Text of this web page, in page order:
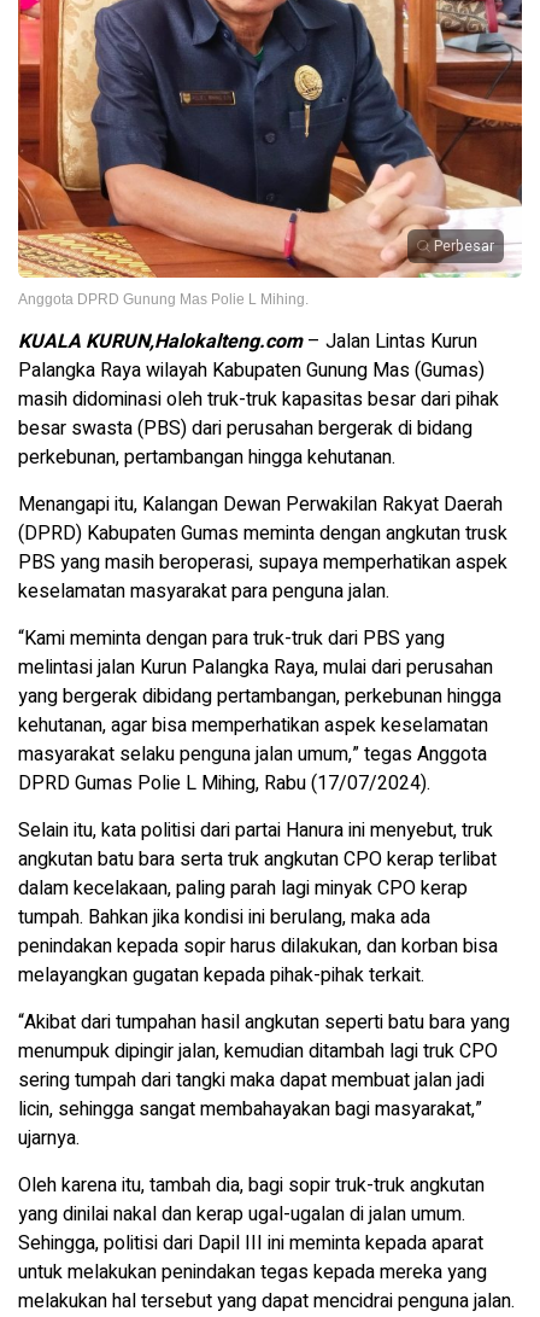
Perbesar
Anggota DPRD Gunung Mas Polie L Mihing.
KUALA KURUN,Halokalteng.com – Jalan Lintas Kurun
Palangka Raya wilayah Kabupaten Gunung Mas (Gumas)
masih didominasi oleh truk-truk kapasitas besar dari pihak
besar swasta (PBS) dari perusahan bergerak di bidang
perkebunan, pertambangan hingga kehutanan.
Menangapi itu, Kalangan Dewan Perwakilan Rakyat Daerah
(DPRD) Kabupaten Gumas meminta dengan angkutan trusk
PBS yang masih beroperasi, supaya memperhatikan aspek
keselamatan masyarakat para penguna jalan.
“Kami meminta dengan para truk-truk dari PBS yang
melintasi jalan Kurun Palangka Raya, mulai dari perusahan
yang bergerak dibidang pertambangan, perkebunan hingga
kehutanan, agar bisa memperhatikan aspek keselamatan
masyarakat selaku penguna jalan umum,” tegas Anggota
DPRD Gumas Polie L Mihing, Rabu (17/07/2024).
Selain itu, kata politisi dari partai Hanura ini menyebut, truk
angkutan batu bara serta truk angkutan CPO kerap terlibat
dalam kecelakaan, paling parah lagi minyak CPO kerap
tumpah. Bahkan jika kondisi ini berulang, maka ada
penindakan kepada sopir harus dilakukan, dan korban bisa
melayangkan gugatan kepada pihak-pihak terkait.
“Akibat dari tumpahan hasil angkutan seperti batu bara yang
menumpuk dipingir jalan, kemudian ditambah lagi truk CPO
sering tumpah dari tangki maka dapat membuat jalan jadi
licin, sehingga sangat membahayakan bagi masyarakat,”
ujarnya.
Oleh karena itu, tambah dia, bagi sopir truk-truk angkutan
yang dinilai nakal dan kerap ugal-ugalan di jalan umum.
Sehingga, politisi dari Dapil III ini meminta kepada aparat
untuk melakukan penindakan tegas kepada mereka yang
melakukan hal tersebut yang dapat mencidrai penguna jalan.